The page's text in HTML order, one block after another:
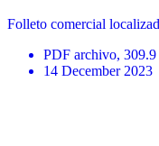
Folleto comercial
PDF archivo,
14 December 2023